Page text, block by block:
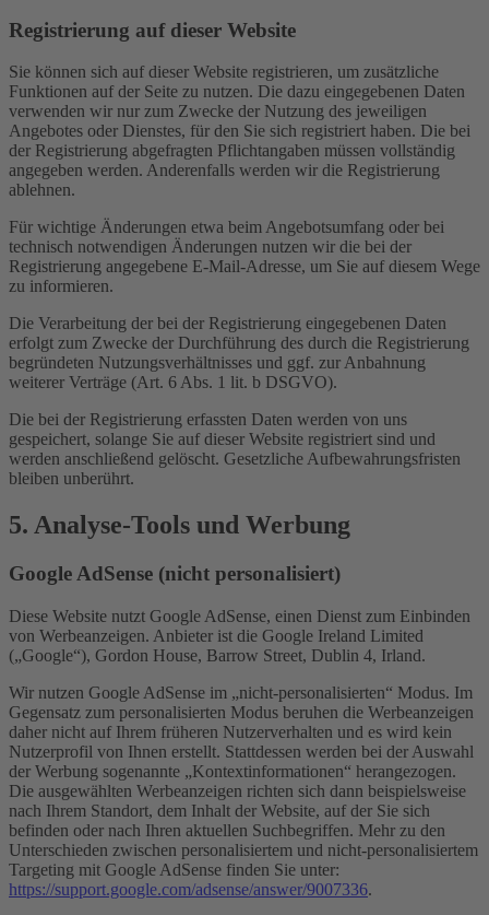
Registrierung auf dieser Website
Sie können sich auf dieser Website registrieren, um zusätzliche
Funktionen auf der Seite zu nutzen. Die dazu eingegebenen Daten
verwenden wir nur zum Zwecke der Nutzung des jeweiligen
Angebotes oder Dienstes, für den Sie sich registriert haben. Die bei
der Registrierung abgefragten Pflichtangaben müssen vollständig
angegeben werden. Anderenfalls werden wir die Registrierung
ablehnen.
Für wichtige Änderungen etwa beim Angebotsumfang oder bei
technisch notwendigen Änderungen nutzen wir die bei der
Registrierung angegebene E-Mail-Adresse, um Sie auf diesem Wege
zu informieren.
Die Verarbeitung der bei der Registrierung eingegebenen Daten
erfolgt zum Zwecke der Durchführung des durch die Registrierung
begründeten Nutzungsverhältnisses und ggf. zur Anbahnung
weiterer Verträge (Art. 6 Abs. 1 lit. b DSGVO).
Die bei der Registrierung erfassten Daten werden von uns
gespeichert, solange Sie auf dieser Website registriert sind und
werden anschließend gelöscht. Gesetzliche Aufbewahrungsfristen
bleiben unberührt.
5. Analyse-Tools und Werbung
Google AdSense (nicht personalisiert)
Diese Website nutzt Google AdSense, einen Dienst zum Einbinden
von Werbeanzeigen. Anbieter ist die Google Ireland Limited
(„Google“), Gordon House, Barrow Street, Dublin 4, Irland.
Wir nutzen Google AdSense im „nicht-personalisierten“ Modus. Im
Gegensatz zum personalisierten Modus beruhen die Werbeanzeigen
daher nicht auf Ihrem früheren Nutzerverhalten und es wird kein
Nutzerprofil von Ihnen erstellt. Stattdessen werden bei der Auswahl
der Werbung sogenannte „Kontextinformationen“ herangezogen.
Die ausgewählten Werbeanzeigen richten sich dann beispielsweise
nach Ihrem Standort, dem Inhalt der Website, auf der Sie sich
befinden oder nach Ihren aktuellen Suchbegriffen. Mehr zu den
Unterschieden zwischen personalisiertem und nicht-personalisiertem
Targeting mit Google AdSense finden Sie unter:
https://support.google.com/adsense/answer/9007336.